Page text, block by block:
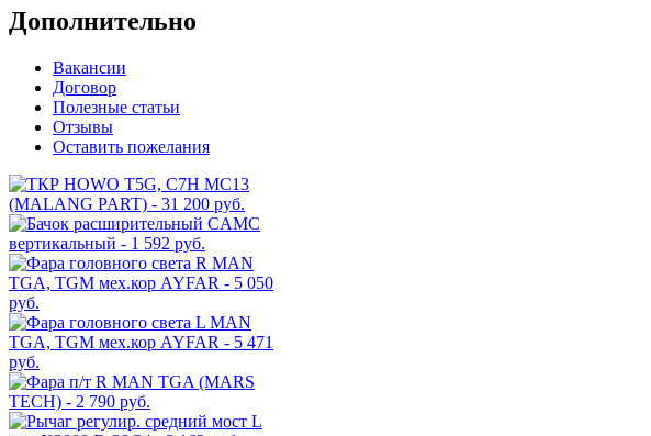
Дополнительно
Вакансии
Договор
Полезные статьи
Отзывы
Оставить пожелания